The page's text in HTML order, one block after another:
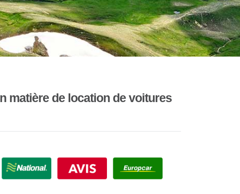
matière de location de voitures